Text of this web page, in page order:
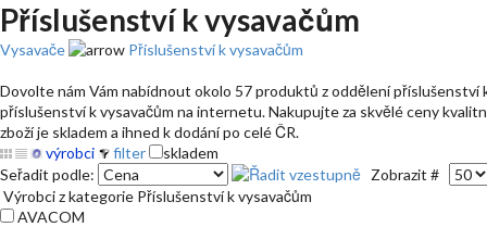
Příslušenství k vysavačům
Vysavače Příslušenství k vysavačům
Dovolte nám Vám nabídnout okolo 57 produktů z oddělení příslušenství
příslušenství k vysavačům na internetu. Nakupujte za skvělé ceny
zboží je skladem a ihned k dodání po celé ČR.
výrobci
filter
skladem
Seřadit podle:
Zobrazit #
Výrobci z kategorie Příslušenství k vysavačům
AVACOM